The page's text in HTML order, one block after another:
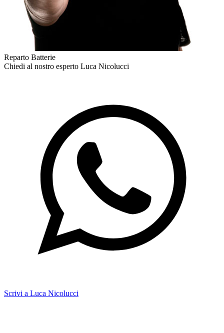
Reparto Batterie
Chiedi al nostro esperto Luca Nicolucci
Scrivi a Luca Nicolucci